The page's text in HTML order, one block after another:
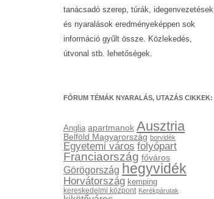
tanácsadó szerep, túrák, idegenvezetések
és nyaralások eredményeképpen sok
információ gyűlt össze. Közlekedés,
útvonal stb. lehetőségek.
FÓRUM TÉMÁK NYARALÁS, UTAZÁS CIKKEK:
Anglia apartmanok Ausztria
Belföld Magyarország borvidék
Egyetemi város folyópart
Franciaország főváros
Görögország hegyvidék
Horvátország kemping
kereskedelmi központ Kerékpárutak